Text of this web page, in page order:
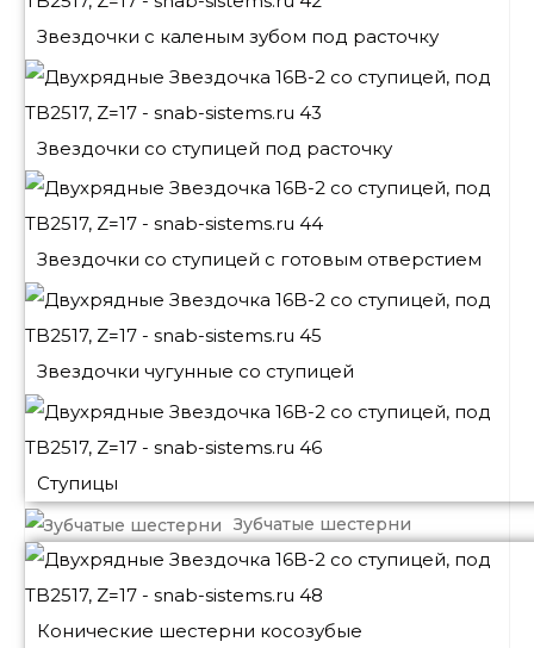
Звездочки с каленым зубом под расточку
Звездочки со ступицей под расточку
Звездочки со ступицей с готовым отверстием
Звездочки чугунные со ступицей
Ступицы
Зубчатые шестерни
Конические шестерни косозубые